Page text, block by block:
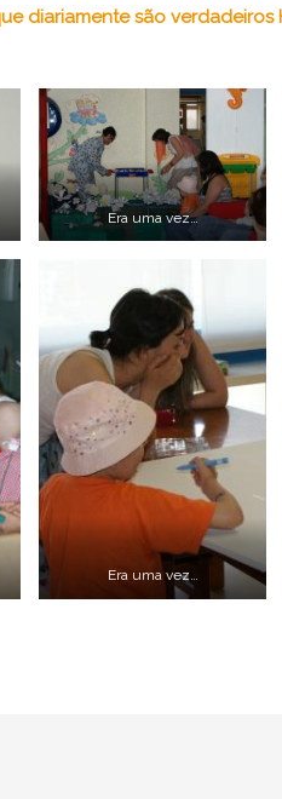
diariamente são verdadeiros
Era uma vez…
Era uma vez…